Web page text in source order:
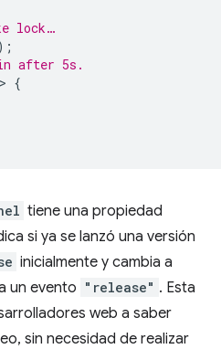
lock…
after 5s.
> {
tiene una propiedad
si ya se lanzó una versión
inicialmente y cambia a
un evento "release" . Esta
web a saber
sin necesidad de realizar